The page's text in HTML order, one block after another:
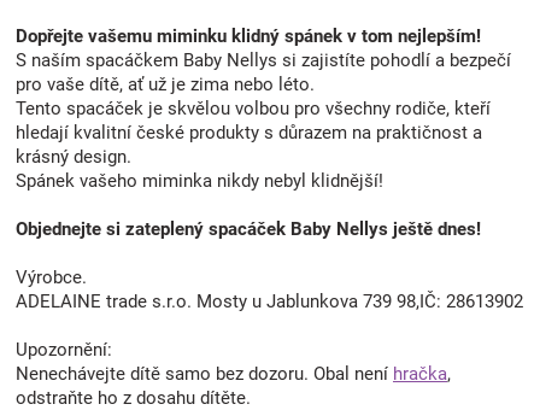
Dopřejte vašemu miminku klidný spánek v tom nejlepším!
S naším spacáčkem Baby Nellys si zajistíte pohodlí a bezpečí
pro vaše dítě, ať už je zima nebo léto.
Tento spacáček je skvělou volbou pro všechny rodiče, kteří
hledají kvalitní české produkty s důrazem na praktičnost a
krásný design.
Spánek vašeho miminka nikdy nebyl klidnější!
Objednejte si zateplený spacáček Baby Nellys ještě dnes!
Výrobce.
ADELAINE trade s.r.o. Mosty u Jablunkova 739 98,IČ: 28613902
Upozornění:
Nenechávejte dítě samo bez dozoru. Obal není hračka,
odstraňte ho z dosahu dítěte.